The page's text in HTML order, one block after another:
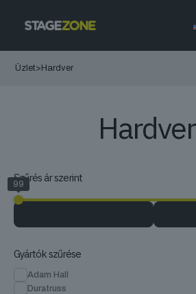
Üzlet> Hardver
Hardver
Szűrés ár szerint
99
Gyártók szűrése
Adam Hall
Duratruss